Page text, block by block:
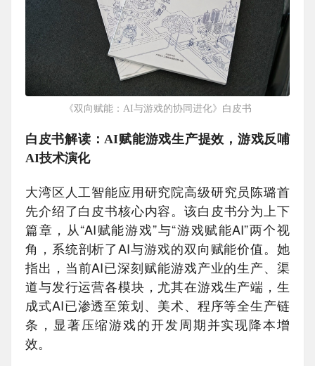
《双向赋能：AI与游戏的协同进化》白皮书
白皮书解读：AI赋能游戏生产提效，游戏反哺
AI技术演化
大湾区人工智能应用研究院高级研究员陈璐首
先介绍了白皮书核心内容。该白皮书分为上下
篇章，从“AI赋能游戏”与“游戏赋能AI”两个视
角，系统剖析了AI与游戏的双向赋能价值。她
指出，当前AI已深刻赋能游戏产业的生产、渠
道与发行运营各模块，尤其在游戏生产端，生
成式AI已渗透至策划、美术、程序等全生产链
条，显著压缩游戏的开发周期并实现降本增
效。